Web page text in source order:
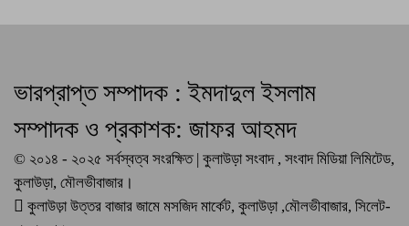
ভারপ্রাপ্ত সম্পাদক : ইমদাদুল ইসলাম
সম্পাদক ও প্রকাশক: জাফর আহমদ
© ২০১৪ - ২০২৫ সর্বস্বত্ব সংরক্ষিত | কুলাউড়া সংবাদ , সংবাদ মিডিয়া লিমিটেড,
কুলাউড়া, মৌলভীবাজার।
কুলাউড়া উত্তর বাজার জামে মসজিদ মার্কেট, কুলাউড়া ,মৌলভীবাজার, সিলেট-